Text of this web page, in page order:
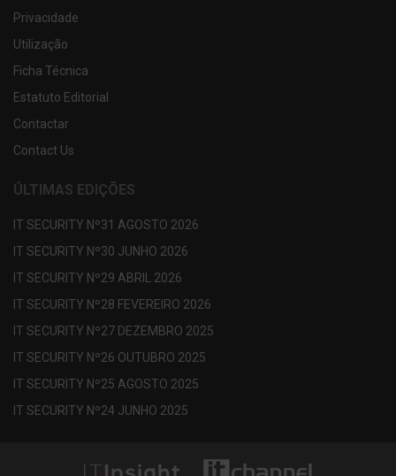
Privacidade
Utilização
Ficha Técnica
Estatuto Editorial
Contactar
Contact Us
ÚLTIMAS EDIÇÕES
IT SECURITY Nº31 AGOSTO 2026
IT SECURITY Nº30 JUNHO 2026
IT SECURITY Nº29 ABRIL 2026
IT SECURITY Nº28 FEVEREIRO 2026
IT SECURITY Nº27 DEZEMBRO 2025
IT SECURITY Nº26 OUTUBRO 2025
IT SECURITY Nº25 AGOSTO 2025
IT SECURITY Nº24 JUNHO 2025